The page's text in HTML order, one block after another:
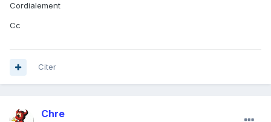
Cordialement
Cc
Citer
Chre